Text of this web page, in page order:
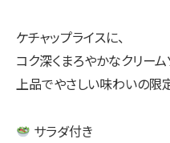
ケチャップライスに、
コク深くまろやかなクリーム
上品でやさしい味わいの限
サラダ付き